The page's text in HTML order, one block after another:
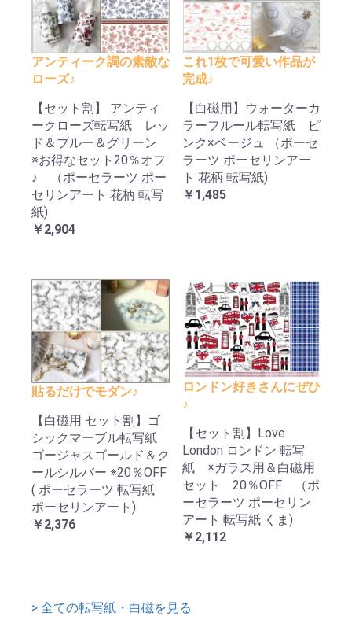
アンティーク調の素敵な
ローズ♪
【セット割】 アンティ
ークローズ転写紙 レッ
ド＆ブルー＆グリーン
※お得なセット20％オフ
♪ （ポーセラーツ ポー
セリンアート 花柄 転写
紙)
￥2,904
これ1枚で可愛い作品が
完成♪
【白磁用】ウォーターカ
ラーフルール転写紙 ピ
ンク×ベージュ （ポーセ
ラーツ ポーセリンアー
ト 花柄 転写紙)
￥1,485
貼るだけでモダン♪
【白磁用 セット割】ゴ
シックマーブル転写紙
ゴージャスゴールド＆ク
ールシルバー ※20％OFF
( ポーセラーツ 転写紙
ポーセリンアート)
￥2,376
ロンドン好きさんにぜひ
♪
【セット割】Love
London ロンドン 転写
紙 ※ガラス用＆白磁用
セット 20％OFF （ポ
ーセラーツ ポーセリン
アート 転写紙 くま)
￥2,112
> 全ての転写紙・白磁を見る